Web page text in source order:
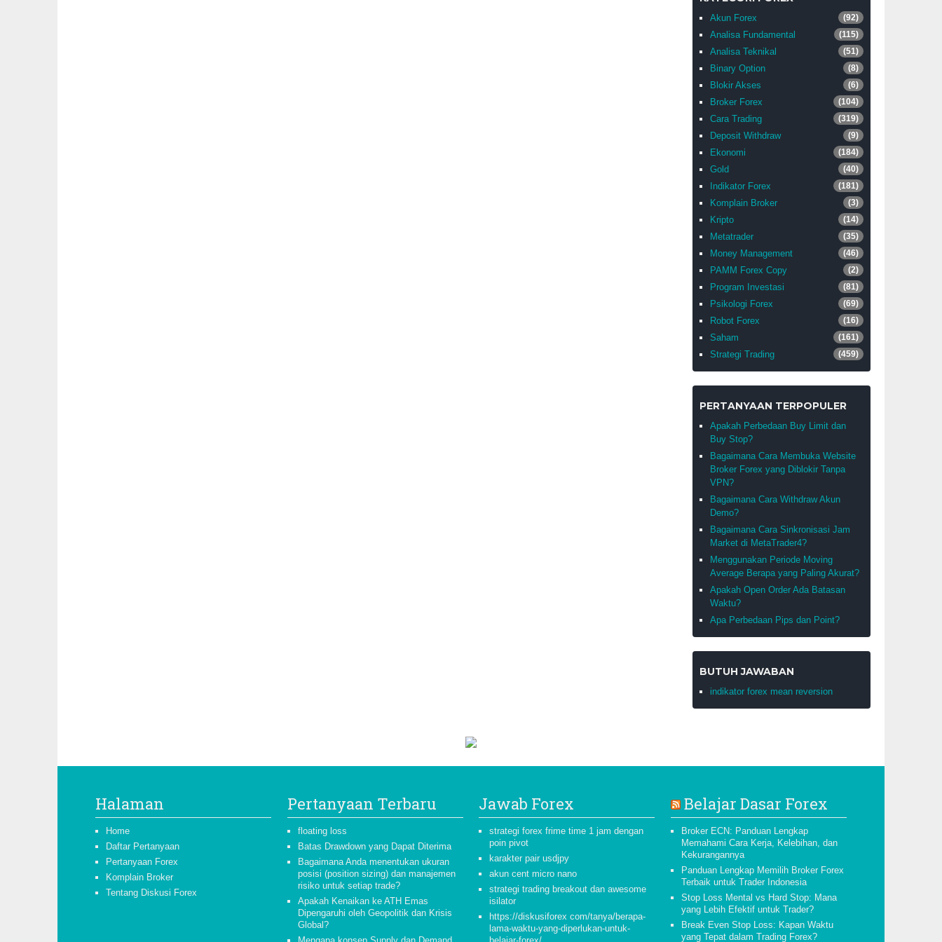
Akun Forex (92)
Analisa Fundamental (115)
Analisa Teknikal (51)
Binary Option (8)
Blokir Akses (6)
Broker Forex (104)
Cara Trading (319)
Deposit Withdraw (9)
Ekonomi (184)
Gold (40)
Indikator Forex (181)
Komplain Broker (3)
Kripto (14)
Metatrader (35)
Money Management (46)
PAMM Forex Copy (2)
Program Investasi (81)
Psikologi Forex (69)
Robot Forex (16)
Saham (161)
Strategi Trading (459)
PERTANYAAN TERPOPULER
Apakah Perbedaan Buy Limit dan
Buy Stop?
Bagaimana Cara Membuka Website
Broker Forex yang Diblokir Tanpa
VPN?
Bagaimana Cara Withdraw Akun
Demo?
Bagaimana Cara Sinkronisasi Jam
Market di MetaTrader4?
Menggunakan Periode Moving
Average Berapa yang Paling Akurat?
Apakah Open Order Ada Batasan
Waktu?
Apa Perbedaan Pips dan Point?
BUTUH JAWABAN
indikator forex mean reversion
Halaman
Home
Daftar Pertanyaan
Pertanyaan Forex
Komplain Broker
Tentang Diskusi Forex
Pertanyaan Terbaru
floating loss
Batas Drawdown yang Dapat Diterima
Bagaimana Anda menentukan ukuran
posisi (position sizing) dan manajemen
risiko untuk setiap trade?
Apakah Kenaikan ke ATH Emas
Dipengaruhi oleh Geopolitik dan Krisis
Global?
Jawab Forex
strategi forex frime time 1 jam dengan
poin pivot
karakter pair usdjpy
akun cent micro nano
strategi trading breakout dan awesome
isilator
https://diskusiforex com/tanya/berapa-
lama-waktu-yang-diperlukan-untuk-
Belajar Dasar Forex
Broker ECN: Panduan Lengkap
Memahami Cara Kerja, Kelebihan, dan
Kekurangannya
Panduan Lengkap Memilih Broker Forex
Terbaik untuk Trader Indonesia
Stop Loss Mental vs Hard Stop: Mana
yang Lebih Efektif untuk Trader?
Break Even Stop Loss: Kapan Waktu
yang Tepat dalam Trading Forex?